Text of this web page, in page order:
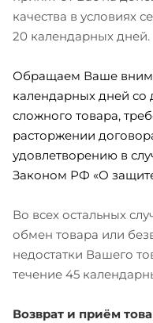
качества в условиях
20 календарных дней.
Обращаем Ваше
календарных дней со
сложного товара,
расторжении
удовлетворению в
Законом РФ «О
Во всех остальных
обмен товара или
недостатки Вашего
течение 45
Возврат и приём